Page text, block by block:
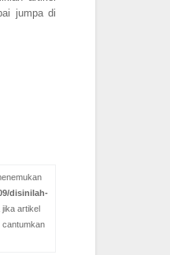
jumpa di
disinilah-
artikel
cantumkan